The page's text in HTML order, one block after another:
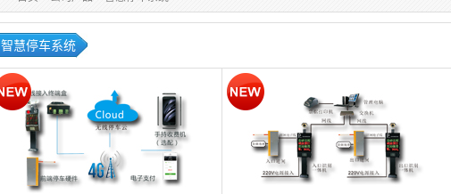
智慧停车系统